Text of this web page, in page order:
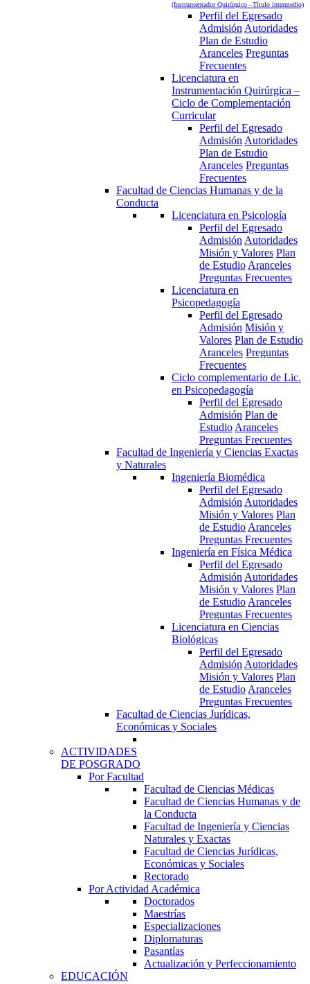
(Instrumentador Quirúrgico –Título intermedio)
Perfil del Egresado
AdmisiónAutoridades
Plan de Estudio
Aranceles Preguntas
Frecuentes
Licenciatura en
Instrumentación Quirúrgica –
Ciclo de Complementación
Curricular
Perfil del Egresado
AdmisiónAutoridades
Plan de Estudio
Aranceles Preguntas
Frecuentes
Facultad de Ciencias Humanas y de la
Conducta
Licenciatura en Psicología
Perfil del Egresado
AdmisiónAutoridades
Misión y Valores Plan
de EstudioAranceles
Preguntas Frecuentes
Licenciatura en
Psicopedagogía
Perfil del Egresado
Admisión Misión y
Valores Plan de Estudio
Aranceles Preguntas
Frecuentes
Ciclo complementario de Lic.
en Psicopedagogía
Perfil del Egresado
Admisión Plan de
EstudioAranceles
Preguntas Frecuentes
Facultad de Ingeniería y Ciencias Exactas
y Naturales
Ingeniería Biomédica
Perfil del Egresado
AdmisiónAutoridades
Misión y Valores Plan
de EstudioAranceles
Preguntas Frecuentes
Ingeniería en Física Médica
Perfil del Egresado
AdmisiónAutoridades
Misión y Valores Plan
de EstudioAranceles
Preguntas Frecuentes
Licenciatura en Ciencias
Biológicas
Perfil del Egresado
AdmisiónAutoridades
Misión y Valores Plan
de EstudioAranceles
Preguntas Frecuentes
Facultad de Ciencias Jurídicas,
Económicas y Sociales
ACTIVIDADES
DE POSGRADO
Por Facultad
Facultad de Ciencias Médicas
Facultad de Ciencias Humanas y de
la Conducta
Facultad de Ingeniería y Ciencias
Naturales y Exactas
Facultad de Ciencias Jurídicas,
Económicas y Sociales
Rectorado
Por Actividad Académica
Doctorados
Maestrías
Especializaciones
Diplomaturas
Pasantías
Actualización y Perfeccionamiento
EDUCACIÓN